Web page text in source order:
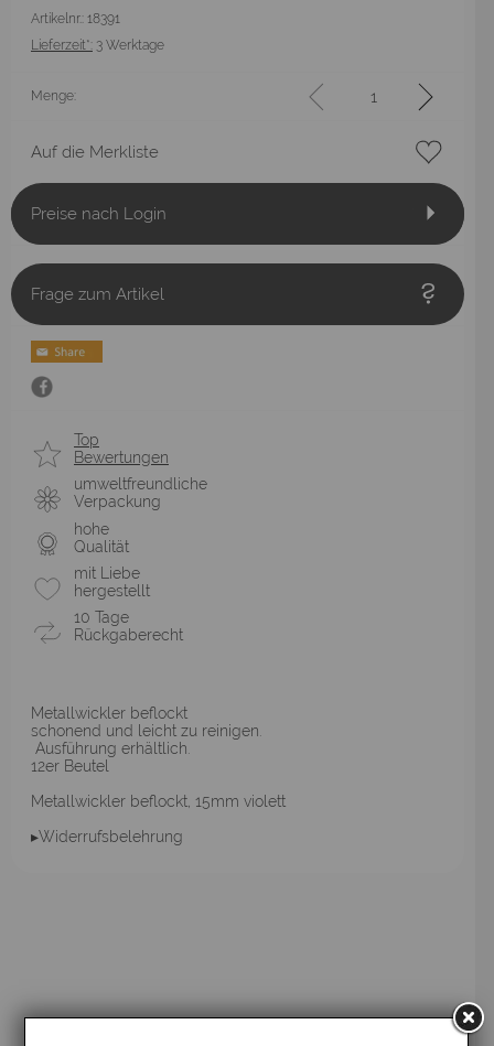
Artikelnr.: 18391
Lieferzeit*: 3 Werktage
Menge:
Auf die Merkliste
Preise nach Login
Frage zum Artikel
Top
Bewertungen
umweltfreundliche
Verpackung
hohe
Qualität
mit Liebe
hergestellt
10 Tage
Rückgaberecht
Metallwickler beflockt
schonend und leicht zu reinigen.
Ausführung erhältlich.
12er Beutel
Metallwickler beflockt, 15mm violett
▸Widerrufsbelehrung